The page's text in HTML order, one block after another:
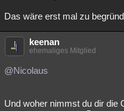
Das wäre erst mal zu
keenan
ehemaliges Mitglied
@Nicolaus
Und woher nimmst du dir die